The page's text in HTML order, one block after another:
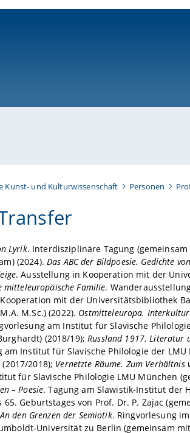
Kunst- und Kulturwissenschaft Personen
Lyrik. Interdisziplinäre Tagung
(2024). Das ABC der Bildpoesie. Gedichte
. Ausstellung in Kooperation mit der
mitteleuropäische Familie.
mit der Universitätsbibliothek
M.Sc.) (2022). Ostmitteleuropa.
am Institut für Slavische
(2018/19); Russland 1917. Literatur
am Institut für Slavische Philologie der LMU
2018); Vernetzte Räume. Zum
für Slavische Philologie LMU München
– Poesie. Tagung am Slawistik-Institut der
Geburtstages von Prof. Dr. P. Zajac
An den Grenzen der Semiotik. Ringvorlesung
Universität zu Berlin (gemeinsam